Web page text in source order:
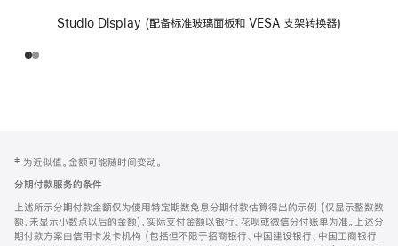
Studio Display (配备标准玻璃面板和 VESA 支架转换器)
页
页
脚
注
‡ 为近似值。金额可能随时间变动。
分期付款服务的条件
上述所示分期付款金额仅为使用特定期数免息分期付款估算得出的示例 (仅显示整数数
额，未显示小数点以后的金额)，实际支付金额以银行、花呗或微信分付账单为准。上述分
期付款方案由信用卡发卡机构 (包括但不限于招商银行、中国建设银行、中国工商银行